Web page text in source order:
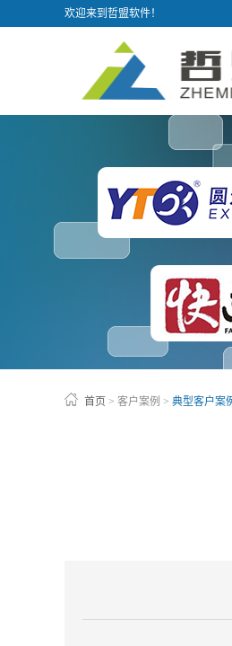
欢迎来到哲盟软件！
首页 > 客户案例 > 典型客户案